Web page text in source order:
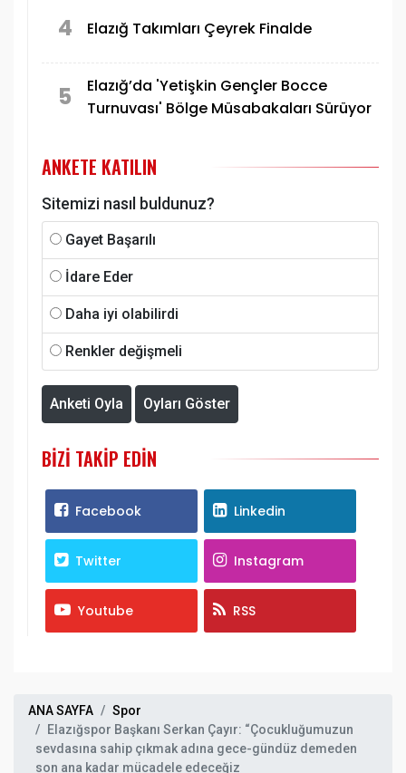
4 Elazığ Takımları Çeyrek Finalde
5
Elazığ’da 'Yetişkin Gençler Bocce
Turnuvası' Bölge Müsabakaları Sürüyor
ANKETE KATILIN
Sitemizi nasıl buldunuz?
Gayet Başarılı
İdare Eder
Daha iyi olabilirdi
Renkler değişmeli
Anketi Oyla Oyları Göster
BIZI TAKIP EDIN
Facebook Linkedin
Twitter Instagram
Youtube RSS
ANA SAYFA
Spor
Elazığspor Başkanı Serkan Çayır: “Çocukluğumuzun
sevdasına sahip çıkmak adına gece-gündüz demeden
son ana kadar mücadele edeceğiz